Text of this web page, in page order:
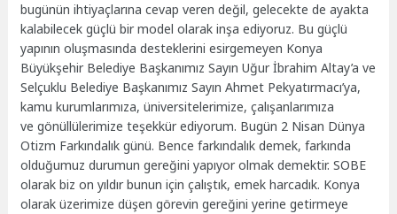
bugünün ihtiyaçlarına cevap veren değil, gelecekte de ayakta
kalabilecek güçlü bir model olarak inşa ediyoruz. Bu güçlü
yapının oluşmasında desteklerini esirgemeyen Konya
Büyükşehir Belediye Başkanımız Sayın Uğur İbrahim Altay’a ve
Selçuklu Belediye Başkanımız Sayın Ahmet Pekyatırmacı’ya,
kamu kurumlarımıza, üniversitelerimize, çalışanlarımıza
ve gönüllülerimize teşekkür ediyorum. Bugün 2 Nisan Dünya
Otizm Farkındalık günü. Bence farkındalık demek, farkında
olduğumuz durumun gereğini yapıyor olmak demektir. SOBE
olarak biz on yıldır bunun için çalıştık, emek harcadık. Konya
olarak üzerimize düşen görevin gereğini yerine getirmeye